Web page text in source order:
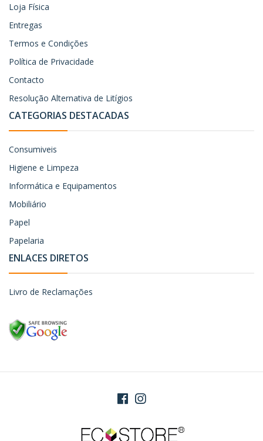
Loja Física
Entregas
Termos e Condições
Política de Privacidade
Contacto
Resolução Alternativa de Litígios
CATEGORIAS DESTACADAS
Consumiveis
Higiene e Limpeza
Informática e Equipamentos
Mobiliário
Papel
Papelaria
ENLACES DIRETOS
Livro de Reclamações